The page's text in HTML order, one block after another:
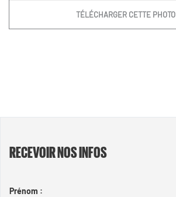
TÉLÉCHARGER CETTE PHOTO
RECEVOIR NOS INFOS
Prénom :